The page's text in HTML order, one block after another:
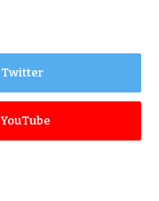
Twitter
YouTube